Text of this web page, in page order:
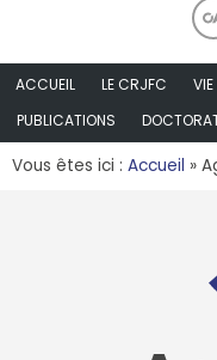
ACCUEIL LE CRJFC
PUBLICATIONS
Vous êtes ici : Accueil »